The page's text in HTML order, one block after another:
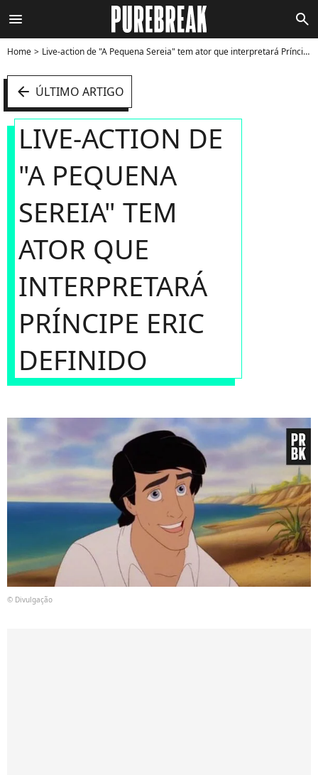
menu search
Home Live-action de "A Pequena Sereia" tem ator que interpretará Príncipe Eric definido - Foto
arrow_left ÚLTIMO ARTIGO
LIVE-ACTION DE
"A PEQUENA
SEREIA" TEM
ATOR QUE
INTERPRETARÁ
PRÍNCIPE ERIC
DEFINIDO
© Divulgação